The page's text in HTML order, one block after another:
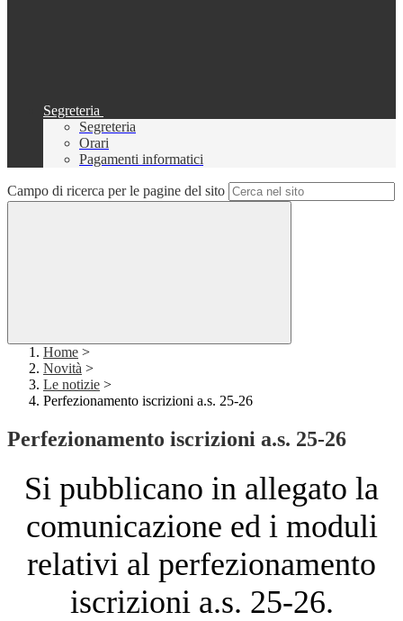
Segreteria
Segreteria
Orari
Pagamenti informatici
Campo di ricerca per le pagine del sito
Home >
Novità >
Le notizie >
Perfezionamento iscrizioni a.s. 25-26
Perfezionamento iscrizioni a.s. 25-26
Si pubblicano in allegato la
comunicazione ed i moduli
relativi al perfezionamento
iscrizioni a.s. 25-26.